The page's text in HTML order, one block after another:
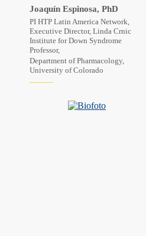
Joaquín Espinosa, PhD
PI HTP Latin America Network,
Executive Director, Linda Crnic
Institute for Down Syndrome
Professor,
Department of Pharmacology,
University of Colorado